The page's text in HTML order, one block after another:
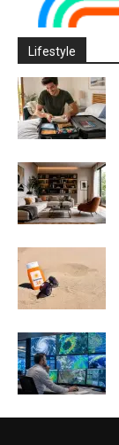
Lifestyle